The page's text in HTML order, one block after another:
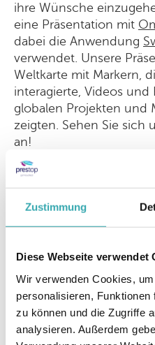
Zustimmung
Diese Webseite verwendet
Wir verwenden Cookies,
personalisieren,
zu können und die Zugriffe
analysieren. Außerdem
ihre Wünsche
eine Präsentation mit
dabei die Anwendung
verwendet. Unsere
Weltkarte mit Markern,
interagierte, Videos und
globalen Projekten und
zeigten. Sehen Sie sich
an!